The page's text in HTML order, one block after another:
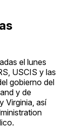
el lunes
USCIS y las
gobierno del
y de
Virginia, así